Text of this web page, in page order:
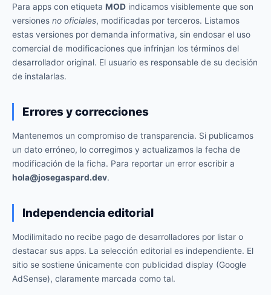
Para apps con etiqueta MOD indicamos visiblemente que son
versiones no oficiales, modificadas por terceros. Listamos
estas versiones por demanda informativa, sin endosar el uso
comercial de modificaciones que infrinjan los términos del
desarrollador original. El usuario es responsable de su decisión
de instalarlas.
Errores y correcciones
Mantenemos un compromiso de transparencia. Si publicamos
un dato erróneo, lo corregimos y actualizamos la fecha de
modificación de la ficha. Para reportar un error escribir a
hola@josegaspard.dev.
Independencia editorial
Modilimitado no recibe pago de desarrolladores por listar o
destacar sus apps. La selección editorial es independiente. El
sitio se sostiene únicamente con publicidad display (Google
AdSense), claramente marcada como tal.